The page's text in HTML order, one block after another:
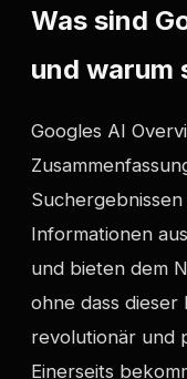
Was sind
und warum
Googles AI
Informationen
und bieten dem
ohne dass dieser
revolutionär und
Einerseits